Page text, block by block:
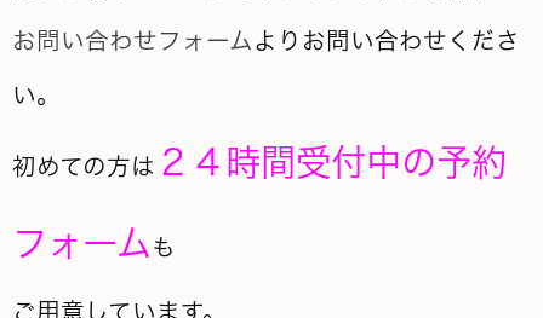
お問い合わせフォーム よりお問い合わせくださ
い。
初めての方は ２４時間受付中の予約
フォーム も
ご用意しています。